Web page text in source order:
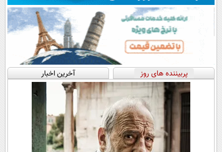
پربیننده های روز آخرین اخبار